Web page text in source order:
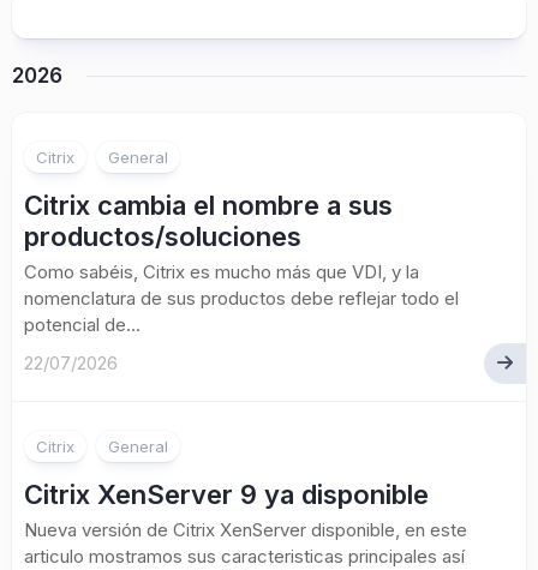
2026
Citrix General
Citrix cambia el nombre a sus
productos/soluciones
Como sabéis, Citrix es mucho más que VDI, y la
nomenclatura de sus productos debe reflejar todo el
potencial de...
22/07/2026
Citrix General
Citrix XenServer 9 ya disponible
Nueva versión de Citrix XenServer disponible, en este
articulo mostramos sus caracteristicas principales así